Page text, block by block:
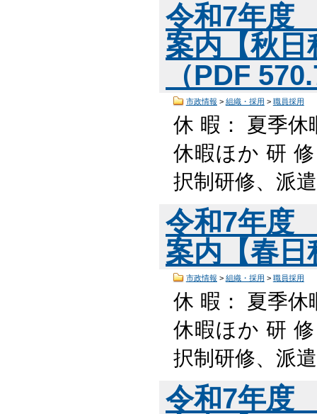
令和7年度
案内【秋
（PDF
市政情報 > 組織・採用 > 職員採用
休 暇： 夏季休
休暇ほか 研
択制研修、派
令和7年度
案内【春
市政情報 > 組織・採用 > 職員採用
休 暇： 夏季休
休暇ほか 研
択制研修、派
令和7年度